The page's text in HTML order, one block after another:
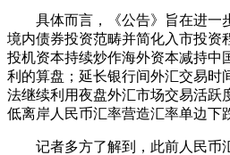
具体而言，《公告》旨在进一
境内债券投资范畴并简化入市投资
投机资本持续炒作海外资本减持中
利的算盘；延长银行间外汇交易时
法继续利用夜盘外汇市场交易活跃
低离岸人民币汇率营造汇率单边下
记者多方了解到，此前人民币